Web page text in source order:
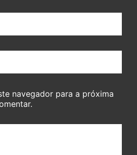
navegador para a próxima